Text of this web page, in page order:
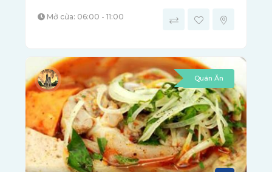
Mở cửa: 06:00 - 11:00
Quán Ăn